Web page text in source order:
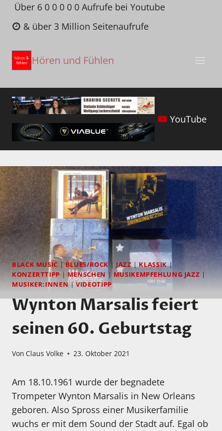
Zum
Inhalt
springen
Über 6 0 0 0 0 0 Aufrufe bei Youtube
& über 3 Million Seitenaufrufe
Hören und Fühlen
YouTube
BLACK MUSIC |BLUES/ROCK | JAZZ|KLASSIK|
KONZERTTIPP | MENSCHEN | MUSIKEMPFEHLUNG JAZZ |
MUSIKER:INNEN|VIDEOTIPP
Wynton Marsalis feiert
seinen 60. Geburtstag
Von Claus Volke 23. Oktober 2021
Am 18.10.1961 wurde der begnadete
Trompeter Wynton Marsalis in New Orleans
geboren. Also Spross einer Musikerfamilie
wuchs er mit dem Sound der Stadt auf. Egal ob